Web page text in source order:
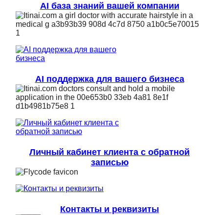
AI база знаний вашей компании
AI поддержка для вашего бизнеса
Личный кабинет клиента с обратной
записью
Контакты и реквизиты